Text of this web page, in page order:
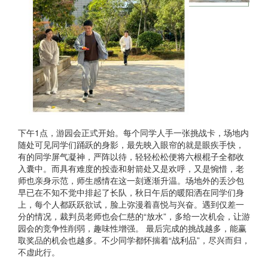
下午1点，游园会正式开始。每个同学人手一张挑战卡，场地内
随处可见同学们踊跃的身影，最先映入眼帘的就是眼疾手快，
有的同学屏气凝神，严阵以待，轻轻松松便将六根棍子全都收
入囊中。而具有难度的投壶和射箭处又是欢呼，又是惋惜，老
师也亲身示范，师生感情在这一刻逐渐升温。场地外的丢沙包
早已在不知不觉中排起了长队，秋日午后的暖阳洒在同学们身
上，每个人都跃跃欲试，脸上弥漫着喜悦与兴奋。遇到仅差一
分的情况，裁判员老师也会仁慈的“放水”，多给一次机会，让游
园会的竞争性削弱，趣味性增强。 最后完成的挑战越多，能赢
取奖品的机会也越多。不少同学都怀揣着“战利品”，尽兴而归，
不虚此行。